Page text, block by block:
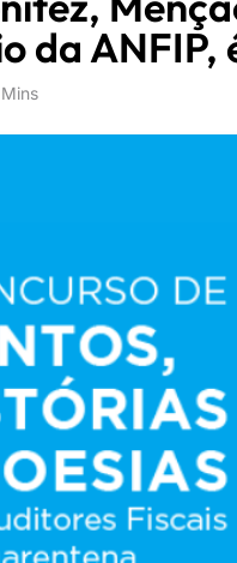
da ANFIP,